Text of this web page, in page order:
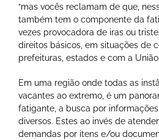
“mas vocês reclamam de que,
também tem o componente da
vezes provocadora de iras ou
direitos básicos, em situações de
prefeituras, estados e com a União.
Em uma região onde todas as
vacantes ao extremo, é um
fatigante, a busca por
diversos. Estes ao invés de
demandas por itens e/ou